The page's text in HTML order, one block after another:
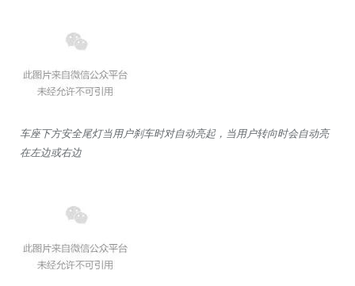
车座下方安全尾灯当用户刹车时对自动亮起，当用户转向时会自动亮
在左边或右边